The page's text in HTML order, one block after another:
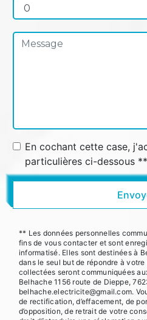
En cochant cette case,
particulières ci-dessous **
** Les données personnelles
fins de vous contacter et sont
informatisé. Elles sont destinées à
dans le seul but de répondre à
collectées seront communiquées
Belhache 1156 route de Dieppe,
belhache.electricite@gmail.com.
de rectification, d’effacement, de
d’opposition, de retrait de votre